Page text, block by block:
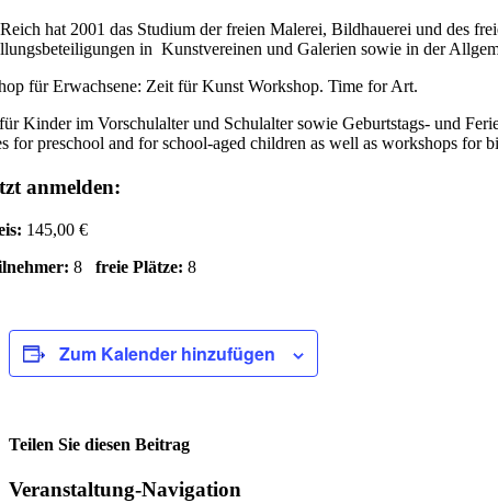
hat 2001 das Studium der freien Malerei, Bildhauerei und des
in Kunstvereinen und Galerien sowie in der
für Erwachsene: Zeit für Kunst Workshop. Time for Art.
Kinder im Vorschulalter und Schulalter sowie Geburtstags- und
for preschool and for school-aged children as well as workshops for
anmelden:
145,00 €
8freie Plätze: 8
Zum Kalender hinzufügen
Teilen Sie diesen Beitrag
Facebook
Veranstaltung-Navigation